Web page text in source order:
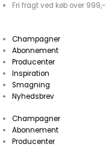
Gå
Fri fragt ved køb over 999,-
Champagner
Abonnement
Producenter
Inspiration
Smagning
Nyhedsbrev
Champagner
Abonnement
Producenter